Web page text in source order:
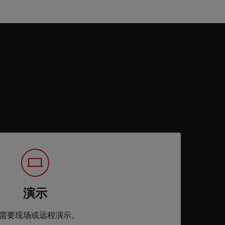
演示
要现场或远程演示。